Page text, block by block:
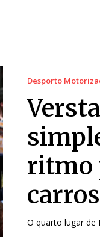
Desporto
ritmo
O quarto lugar de